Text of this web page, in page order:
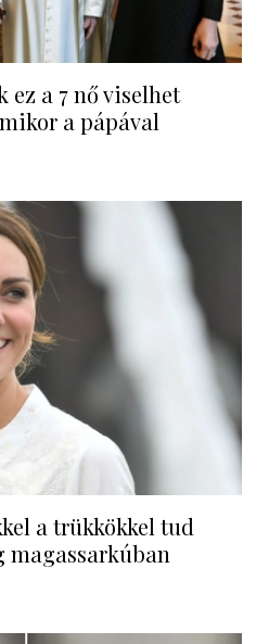
ez a 7 nő viselhet
a pápával
a trükkökkel tud
magassarkúban